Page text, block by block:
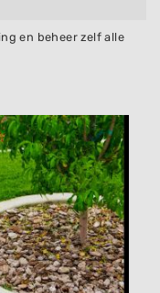
en beheer zelf alle